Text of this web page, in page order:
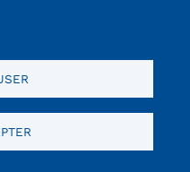
vous êtes un visiteur
soumissions de pourriel